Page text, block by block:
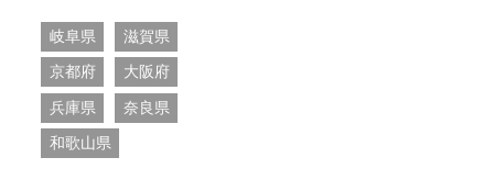
旅―」が開催されま
す。 4月27日（土）～
6月23日（日） 9：30
～18：00（入場～17：
30） 兵庫県立兵庫津
ミュージアム ひょう
ごはじまり館2階 休
岐阜県 滋賀県
京都府 大阪府
兵庫県 奈良県
和歌山県